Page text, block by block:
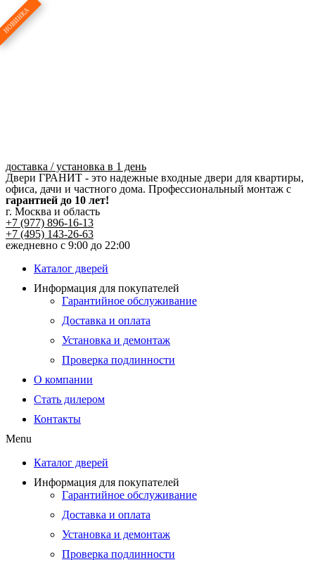
Перейти
к
содержимому
доставка / установка в 1 день
Двери ГРАНИТ - это надежные входные двери для квартиры,
офиса, дачи и частного дома. Профессиональный монтаж с
гарантией до 10 лет!
г. Москва и область
+7 (977) 896-16-13
+7 (495) 143-26-63
ежедневно с 9:00 до 22:00
Каталог дверей
Информация для покупателей
Гарантийное обслуживание
Доставка и оплата
Установка и демонтаж
Проверка подлинности
О компании
Стать дилером
Контакты
Menu
Каталог дверей
Информация для покупателей
Гарантийное обслуживание
Доставка и оплата
Установка и демонтаж
Проверка подлинности